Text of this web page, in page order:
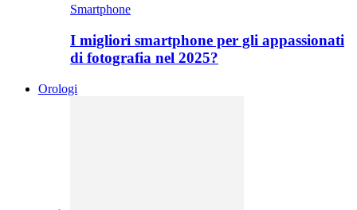
Smartphone
I migliori smartphone per gli appassionati
di fotografia nel 2025?
Orologi